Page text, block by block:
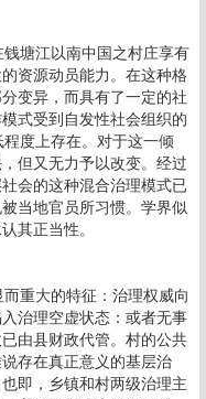
塘江以南中国之村庄享有
资源动员能力。在这种格
变异，而具有了一定的社
式受到自发性社会组织的
度上存在。对于这一倾
但又无力予以改变。经过
会的这种混合治理模式已
当地官员所习惯。学界似
其正当性。
重大的特征：治理权威向
治理空虚状态：或者无事
由县财政代管。村的公共
存在真正意义的基层治
即，乡镇和村两级治理主